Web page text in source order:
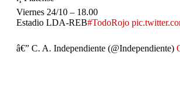
Viernes 24/10 – 18.00
Estadio LDA-REB#TodoRojo
â€” C. A. Independiente (@Independiente)